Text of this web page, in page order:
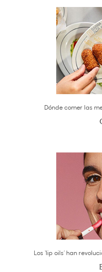
Dónde comer las
Los ‘lip oils’ han